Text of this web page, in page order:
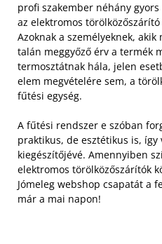
profi szakember néhány
az elektromos
Azoknak a személyeknek,
talán meggyőző érv a termék
termosztátnak hála, jelen
elem megvételére sem, a
fűtési egység.
A fűtési rendszer e szóban
praktikus, de esztétikus is, így
kiegészítőjévé. Amennyiben
elektromos törölközőszárítók
Jómeleg webshop csapatát a
már a mai napon!